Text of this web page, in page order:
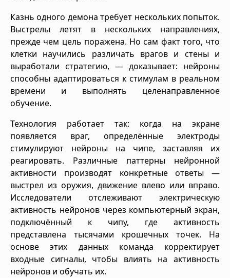
Казнь одного демона требует нескольких попыток.
Выстрелы летят в нескольких направлениях,
прежде чем цель поражена. Но сам факт того, что
клетки научились различать врагов и стены и
выработали стратегию, — доказывает: нейроны
способны адаптироваться к стимулам в реальном
времени и выполнять целенаправленное
обучение.
Технология работает так: когда на экране
появляется враг, определённые электроды
стимулируют нейроны на чипе, заставляя их
реагировать. Различные паттерны нейронной
активности производят конкретные ответы —
выстрел из оружия, движение влево или вправо.
Исследователи отслеживают электрическую
активность нейронов через компьютерный экран,
подключённый к чипу, где активность
представлена тысячами крошечных точек. На
основе этих данных команда корректирует
входные сигналы, чтобы влиять на активность
нейронов и обучать их.